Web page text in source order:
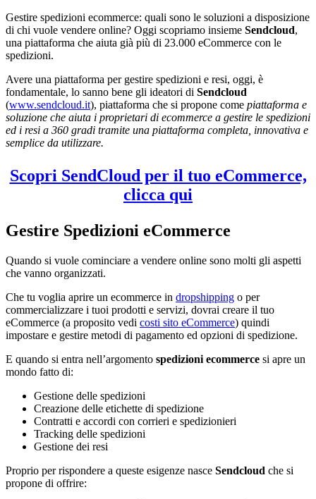
Gestire spedizioni ecommerce: quali sono le soluzioni a disposizione
di chi vuole vendere online? Oggi scopriamo insieme Sendcloud,
una piattaforma che aiuta già più di 23.000 eCommerce con le
spedizioni.
Avere una piattaforma per gestire spedizioni e resi, oggi, è
fondamentale, lo sanno bene gli ideatori di Sendcloud
(www.sendcloud.it), piattaforma che si propone come piattaforma e
soluzione che aiuta i proprietari di ecommerce a gestire le spedizioni
ed i resi a 360 gradi tramite una piattaforma completa, innovativa e
semplice da utilizzare.
Scopri SendCloud per il tuo eCommerce,
clicca qui
Gestire Spedizioni eCommerce
Quando si vuole cominciare a vendere online sono molti gli aspetti
che vanno organizzati.
Che tu voglia aprire un ecommerce in dropshipping o per
commercializzare i tuoi prodotti e servizi, dovrai creare il tuo
eCommerce (a proposito vedi costi sito eCommerce) quindi
impostare e gestire metodi di pagamento ed opzioni di spedizione.
E quando si entra nell’argomento spedizioni ecommerce si apre un
mondo fatto di:
Gestione delle spedizioni
Creazione delle etichette di spedizione
Contratti e accordi con corrieri e spedizionieri
Tracking delle spedizioni
Gestione dei resi
Proprio per rispondere a queste esigenze nasce Sendcloud che si
propone di offrire: